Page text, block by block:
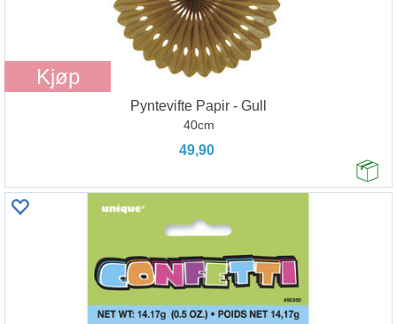
Kjøp
Pyntevifte Papir - Gull
40cm
49,90